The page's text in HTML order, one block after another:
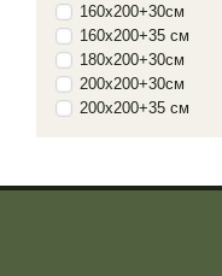
160х200+30см
160x200+35 см
180х200+30см
200х200+30см
200x200+35 см